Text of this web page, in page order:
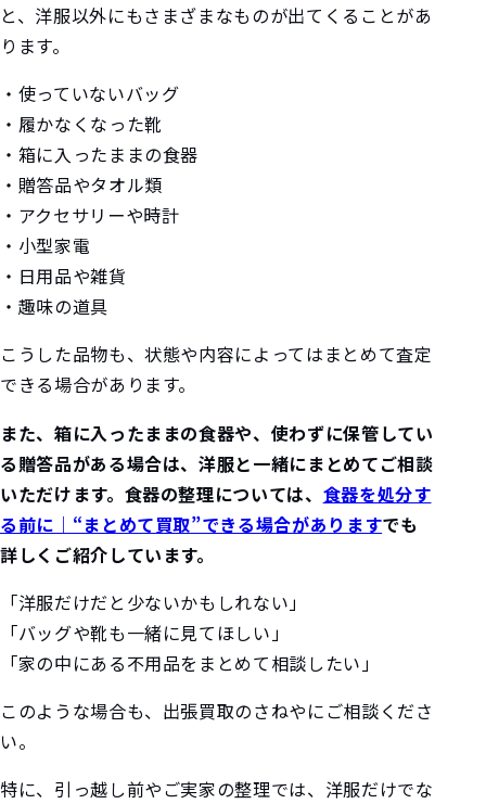
と、洋服以外にもさまざまなものが出てくることがあ
ります。
・使っていないバッグ
・履かなくなった靴
・箱に入ったままの食器
・贈答品やタオル類
・アクセサリーや時計
・小型家電
・日用品や雑貨
・趣味の道具
こうした品物も、状態や内容によってはまとめて査定
できる場合があります。
また、箱に入ったままの食器や、使わずに保管してい
る贈答品がある場合は、洋服と一緒にまとめてご相談
いただけます。食器の整理については、 食器を処分す
る前に｜“まとめて買取”できる場合がありますでも
詳しくご紹介しています。
「洋服だけだと少ないかもしれない」
「バッグや靴も一緒に見てほしい」
「家の中にある不用品をまとめて相談したい」
このような場合も、出張買取のさねやにご相談くださ
い。
特に、引っ越し前やご実家の整理では、洋服だけでな